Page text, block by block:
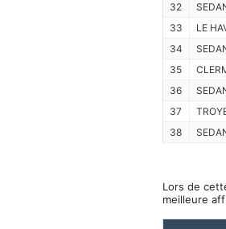
32
33
LE
34
35
36
37
38
Lors de
meilleure